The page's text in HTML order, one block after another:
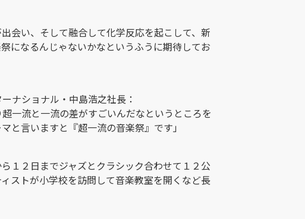
会い、そして融合して化学反応を起こして、新
になるんじゃないかなというふうに期待してお
ナショナル・中島浩之社長：
一流と一流の差がすごいんだなというところを
と言いますと『超一流の音楽祭』です」
１２日までジャズとクラシック合わせて１２公
ストが小学校を訪問して音楽教室を開くなど長